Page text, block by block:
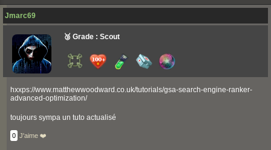
Jmarc69
🥉 Grade : Scout
hxxps://www.matthewwoodward.co.uk/tutorials/gsa-search-engine-ranker-
advanced-optimization/
toujours sympa un tuto actualisé
0 J'aime ❤️